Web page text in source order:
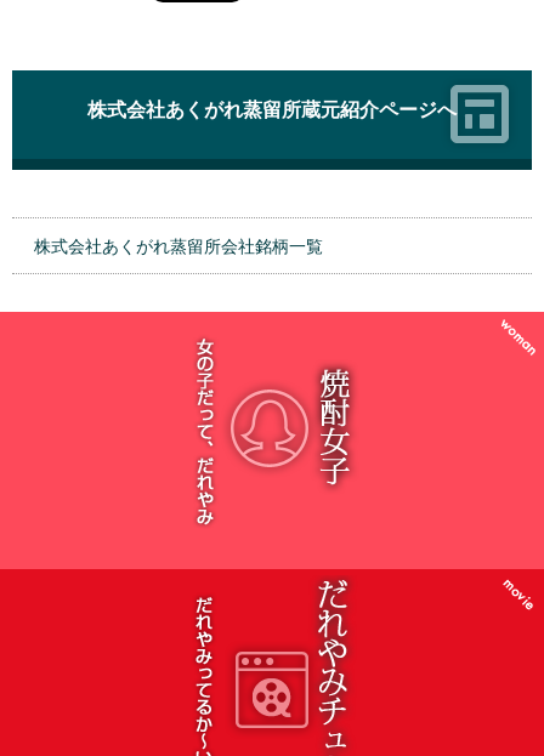
株式会社あくがれ蒸留所蔵元紹介ページへ
株式会社あくがれ蒸留所会社銘柄一覧